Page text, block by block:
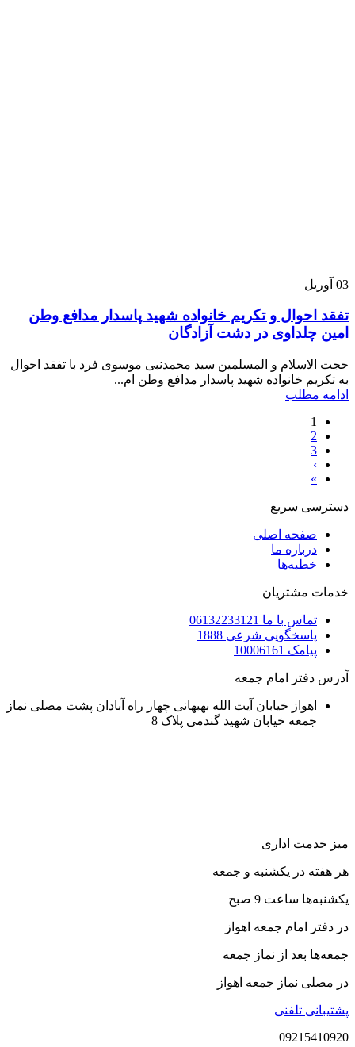
03 آوریل
تفقد احوال و تکریم خانواده شهید پاسدار مدافع وطن
امین چلداوی در دشت آزادگان
حجت الاسلام و المسلمین سید محمدنبی موسوی فرد با تفقد احوال
به تکریم خانواده شهید پاسدار مدافع وطن ام...
ادامه مطلب
1
2
3
›
»
دسترسی سریع
صفحه اصلی
درباره ما
خطبه‌ها
خدمات مشتریان
تماس با ما 06132233121
پاسخگویی شرعی 1888
پیامک 10006161
آدرس دفتر امام جمعه
اهواز خیابان آیت الله بهبهانی چهار راه آبادان پشت مصلی نماز
جمعه خیابان شهید گندمی پلاک 8
میز خدمت اداری
هر هفته در یکشنبه و جمعه
یکشنبه‌ها ساعت 9 صبح
در دفتر امام جمعه اهواز
جمعه‌ها بعد از نماز جمعه
در مصلی نماز جمعه اهواز
پشتیبانی تلفنی
09215410920